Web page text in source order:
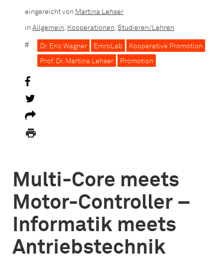
eingereicht von Martina Lehser
in Allgemein, Kooperationen, Studieren/Lehren
Dr. Eric Wagner EmroLab Kooperative Promotion
Prof. Dr. Martina Lehser Promotion

Multi-Core meets
Motor-Controller –
Informatik meets
Antriebstechnik